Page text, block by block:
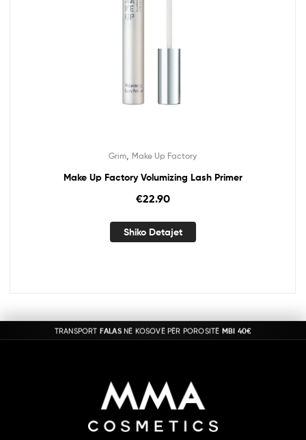
Grim Make Up Factory
Make Up Factory Volumizing Lash Primer
€22.90
Shiko Detajet
TRANSPORT FALASNË KOSOVË PËR POROSITË MBI 40€